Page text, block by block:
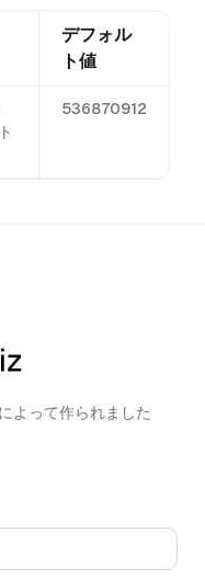
デフォル
ト値
536870912
って作られました